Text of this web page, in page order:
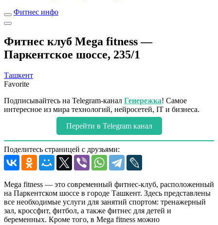
Фитнес инфо
Фитнес клуб Mega fitness —
Паркентское шоссе, 235/1
Ташкент
Favorite
Подписывайтесь на Telegram-канал Генережка! Самое
интересное из мира технологий, нейросетей, IT и бизнеса.
Перейти в Telegram канал
Поделитесь страницей с друзьями:
Mega fitness — это современный фитнес-клуб, расположенный
на Паркентском шоссе в городе Ташкент. Здесь представлены
все необходимые услуги для занятий спортом: тренажерный
зал, кроссфит, фитбол, а также фитнес для детей и
беременных. Кроме того, в Mega fitness можно